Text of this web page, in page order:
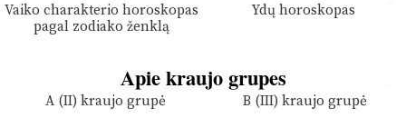
Vaiko charakterio horoskopas
pagal zodiako ženklą
Ydų horoskopas
Apie kraujo grupes
A (II) kraujo grupė
B (III) kraujo grupė